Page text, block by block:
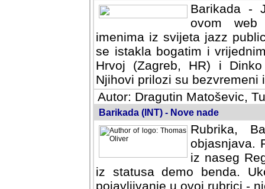
Barikada -
ovom web
imenima iz svijeta jazz
se istakla bogatim i
Hrvoj (Zagreb, HR) i
Njihovi prilozi su bezvremeni
Autor: Dragutin Matoševic,
Barikada (INT) - Nove nade
Rubrika,
objasnjava.
iz naseg
iz statusa demo benda.
pojavljivanje u ovoj rubrici -